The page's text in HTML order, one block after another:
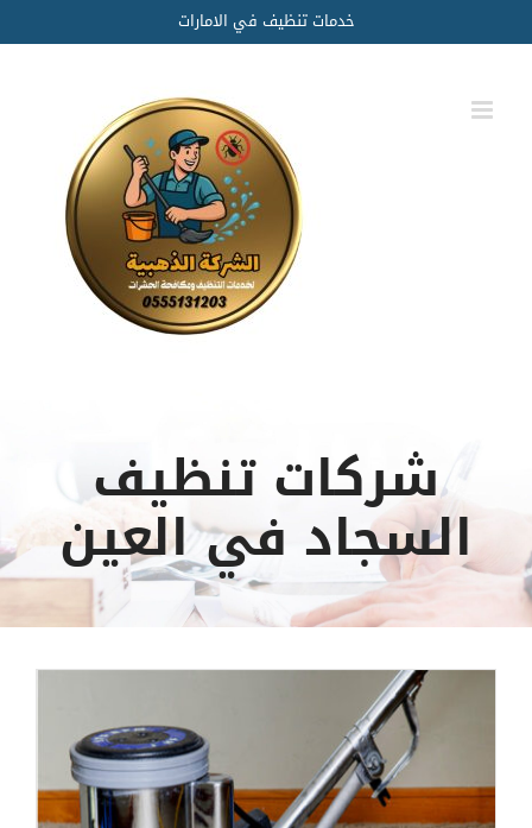
to
content
خدمات تنظيف في الامارات
شركات تنظيف
السجاد في العين